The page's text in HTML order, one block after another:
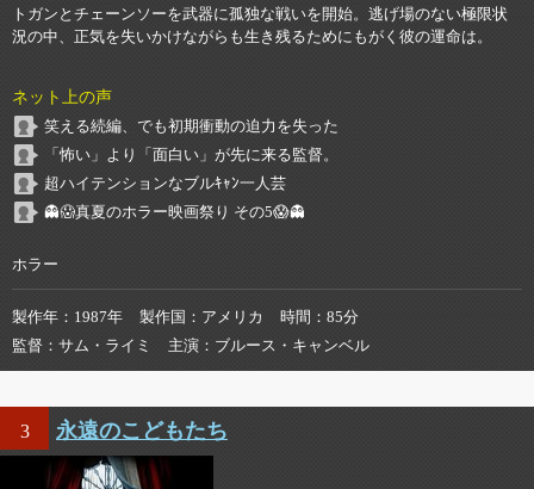
トガンとチェーンソーを武器に孤独な戦いを開始。逃げ場のない極限状
況の中、正気を失いかけながらも生き残るためにもがく彼の運命は。
ネット上の声
笑える続編、でも初期衝動の迫力を失った
「怖い」より「面白い」が先に来る監督。
超ハイテンションなブルｷｬﾝ一人芸
👻😱真夏のホラー映画祭り その5😱👻
ホラー
製作年 1987年 製作国 アメリカ 時間
85分
監督
サム・ライミ 主演 ブルース・キャンベル
3 永遠のこどもたち